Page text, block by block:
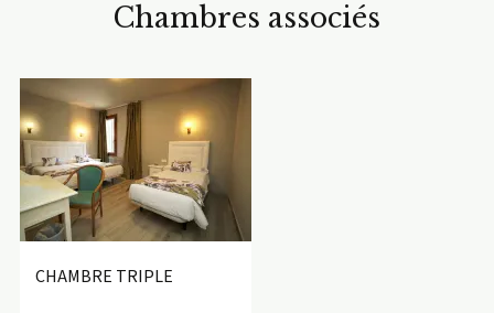
Chambres associés
CHAMBRE TRIPLE